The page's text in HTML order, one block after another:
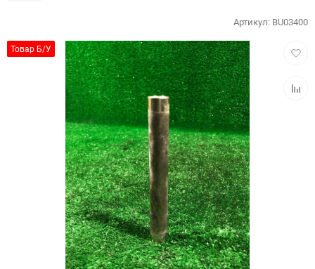
Товар Б/У
Артикул: BU03400